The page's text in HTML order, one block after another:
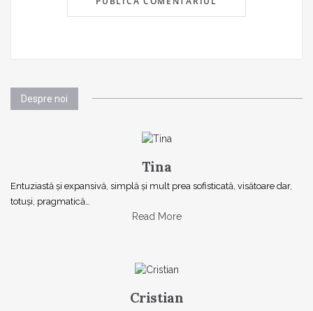
Despre noi
Tina
Entuziastă şi expansivă, simplă şi mult prea sofisticată, visătoare dar,
totuşi, pragmatică…
Read More
Cristian